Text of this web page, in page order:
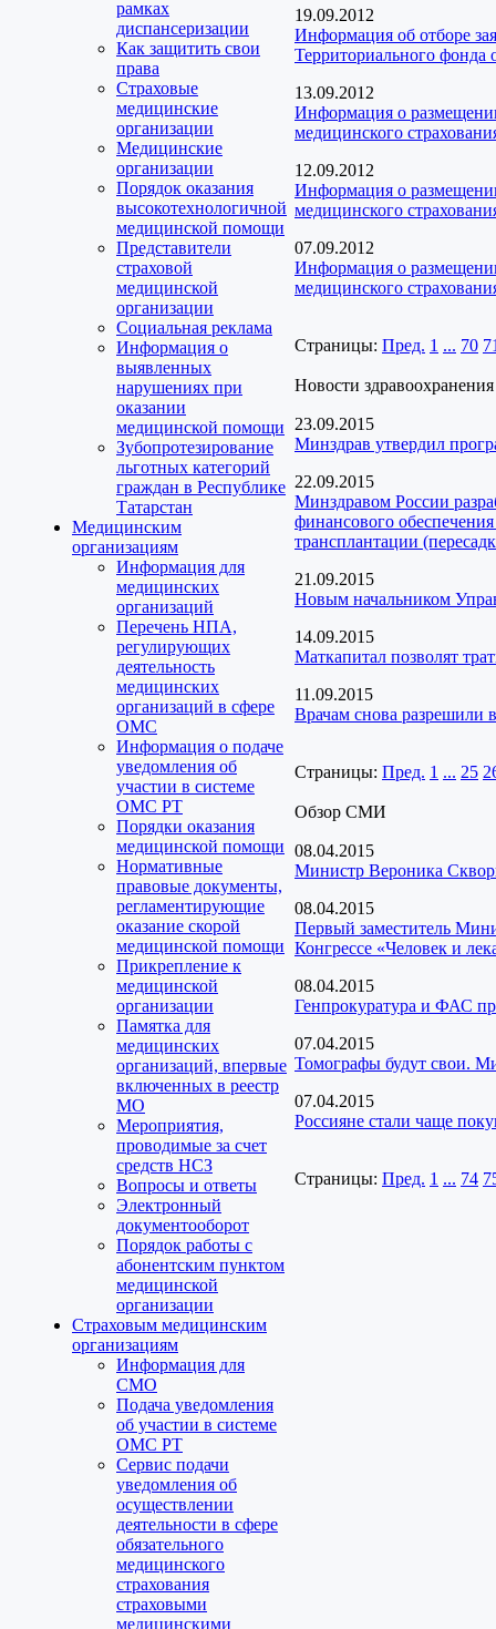
рамках
диспансеризации
Как защитить свои
права
Страховые
медицинские
организации
Медицинские
организации
Порядок оказания
высокотехнологичной
медицинской помощи
Представители
страховой
медицинской
организации
Социальная реклама
Информация о
выявленных
нарушениях при
оказании
медицинской помощи
Зубопротезирование
льготных категорий
граждан в Республике
Татарстан
Медицинским
организациям
Информация для
медицинских
организаций
Перечень НПА,
регулирующих
деятельность
медицинских
организаций в сфере
ОМС
Информация о подаче
уведомления об
участии в системе
ОМС РТ
Порядки оказания
медицинской помощи
Нормативные
правовые документы,
регламентирующие
оказание скорой
медицинской помощи
Прикрепление к
медицинской
организации
Памятка для
медицинских
организаций, впервые
включенных в реестр
МО
Мероприятия,
проводимые за счет
средств НСЗ
Вопросы и ответы
Электронный
документооборот
Порядок работы с
абонентским пунктом
медицинской
организации
Страховым медицинским
организациям
Информация для
СМО
Подача уведомления
об участии в системе
ОМС РТ
Сервис подачи
уведомления об
осуществлении
деятельности в сфере
обязательного
медицинского
страхования
страховыми
медицинскими
19.09.2012
Информация об отборе
Территориального фонда
13.09.2012
Информация о
медицинского
12.09.2012
Информация о
медицинского
07.09.2012
Информация о
медицинского
Страницы: Пред. 1 ... 70
Новости здравоохранения
23.09.2015
Минздрав утвердил
22.09.2015
Минздравом России
финансового
трансплантации
21.09.2015
Новым начальником
14.09.2015
Маткапитал позволят
11.09.2015
Врачам снова разрешили
Страницы: Пред. 1 ... 25
Обзор СМИ
08.04.2015
Министр Вероника
08.04.2015
Первый заместитель
Конгрессе «Человек и
08.04.2015
Генпрокуратура и ФАС
07.04.2015
Томографы будут свои.
07.04.2015
Россияне стали чаще
Страницы: Пред. 1 ... 74